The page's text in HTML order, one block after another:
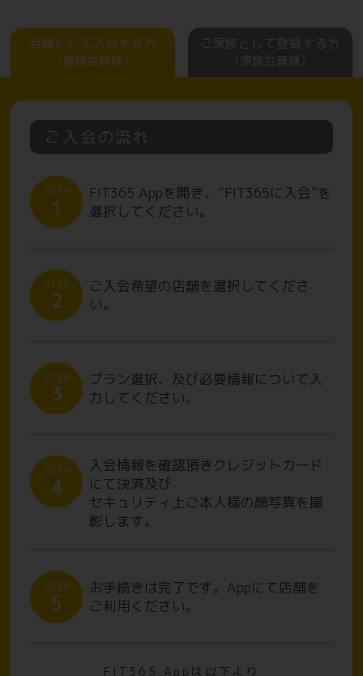
会員として入会する方
（登録会員様）
ご家族として登録する方
（家族会員様）
ご入会の流れ
STEP
1
FIT365 Appを開き、“FIT365に入会”を
選択してください。
STEP
2
ご入会希望の店舗を選択してくださ
い。
STEP
3
プラン選択、及び必要情報について入
力してください。
STEP
4
入会情報を確認頂きクレジットカード
にて決済及び
セキュリティ上ご本人様の顔写真を撮
影します。
STEP
5
お手続きは完了です。Appにて店舗を
ご利用ください。
FIT365 Appは以下より